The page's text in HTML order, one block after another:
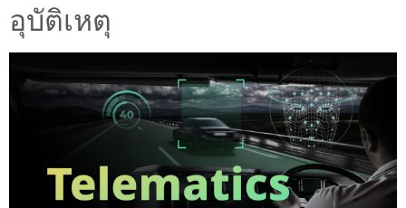
อุบัติเหตุ